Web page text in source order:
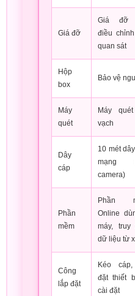
Giá đỡ
Giá đỡ
điều
quan sát
Hộp
box
Bảo vệ
Máy
quét
Máy
vạch
Dây
cáp
10 mét
mạng
camera)
Phần
mềm
Phần
Online
máy, truy
dữ liệu từ
Công
lắp đặt
Kéo
đặt thiết
cài đặt